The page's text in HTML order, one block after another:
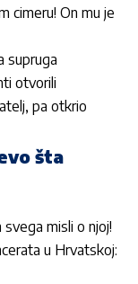
cimeru! On mu je
supruga
otvorili
pa otkrio
šta
misli o njoj!
u Hrvatskoj: